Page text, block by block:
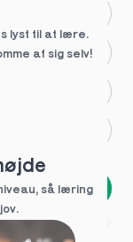
tutor
lyst til at lære.
af sig selv!
så læring